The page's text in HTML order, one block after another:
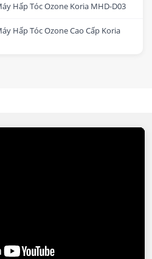
Hấp Tóc Ozone Koria MHD-D03
Hấp Tóc Ozone Cao Cấp Koria